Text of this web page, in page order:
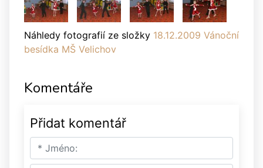
Náhledy fotografií ze složky 18.12.2009 Vánoční
besídka MŠ Velichov
Komentáře
Přidat komentář